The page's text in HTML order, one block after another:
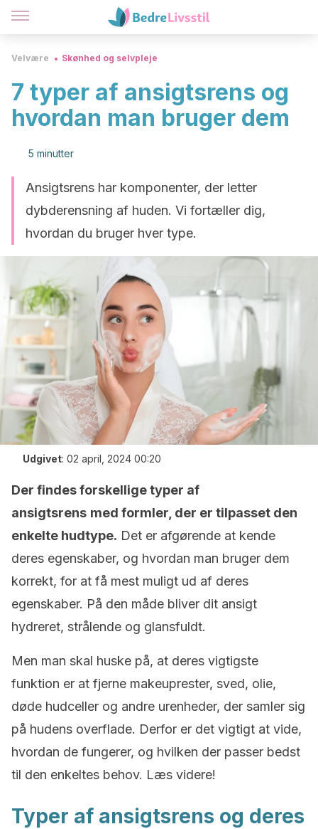
Velvære Skønhed og selvpleje
7 typer af ansigtsrens og
hvordan man bruger dem
5 minutter
Ansigtsrens har komponenter, der letter
dybderensning af huden. Vi fortæller dig,
hvordan du bruger hver type.
Udgivet: 02 april, 2024 00:20
Der findes forskellige typer af
ansigtsrens med formler, der er tilpasset den
enkelte hudtype. Det er afgørende at kende
deres egenskaber, og hvordan man bruger dem
korrekt, for at få mest muligt ud af deres
egenskaber. På den måde bliver dit ansigt
hydreret, strålende og glansfuldt.
Men man skal huske på, at deres vigtigste
funktion er at fjerne makeuprester, sved, olie,
døde hudceller og andre urenheder, der samler sig
på hudens overflade. Derfor er det vigtigt at vide,
hvordan de fungerer, og hvilken der passer bedst
til den enkeltes behov. Læs videre!
Typer af ansigtsrens og deres